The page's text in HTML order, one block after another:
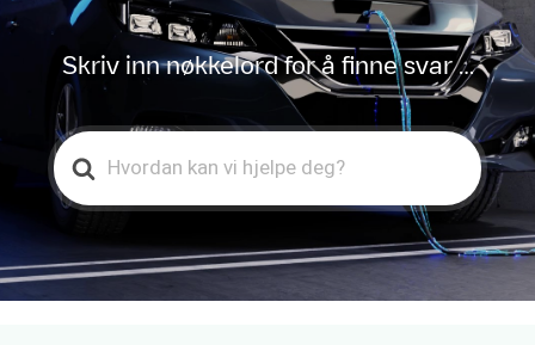
Skriv inn nøkkelord for å finne svar …
Search
For